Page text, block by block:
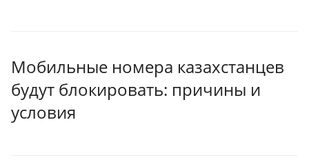
Мобильные номера казахстанцев
будут блокировать: причины и
условия